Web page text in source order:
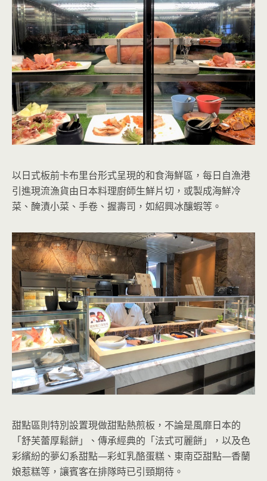
以日式板前卡布里台形式呈現的和食海鮮區，每日自漁港
引進現流漁貨由日本料理廚師生鮮片切，或製成海鮮冷
菜、醃漬小菜、手卷、握壽司，如紹興冰釀蝦等。
甜點區則特別設置現做甜點熱煎板，不論是風靡日本的
「舒芙蕾厚鬆餅」、傳承經典的「法式可麗餅」，以及色
彩繽紛的夢幻系甜點—彩虹乳酪蛋糕、東南亞甜點—香蘭
娘惹糕等，讓賓客在排隊時已引頸期待。